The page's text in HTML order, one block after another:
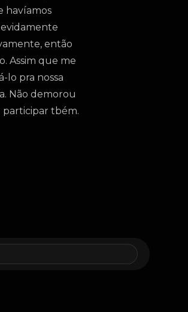
havíamos
então
Assim que me
lo pra nossa
Não demorou
participar tbém.